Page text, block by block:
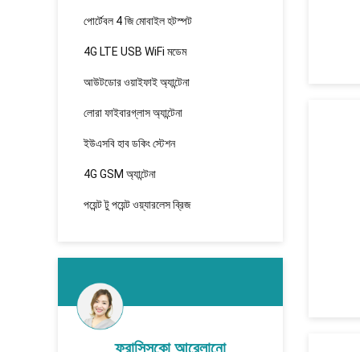
পোর্টেবল 4 জি মোবাইল হটস্পট
4G LTE USB WiFi মডেম
আউটডোর ওয়াইফাই অ্যান্টেনা
লোরা ফাইবারগ্লাস অ্যান্টেনা
ইউএসবি হাব ডকিং স্টেশন
4G GSM অ্যান্টেনা
পয়েন্ট টু পয়েন্ট ওয়্যারলেস ব্রিজ
ফ্রান্সিসকো আরেলানো